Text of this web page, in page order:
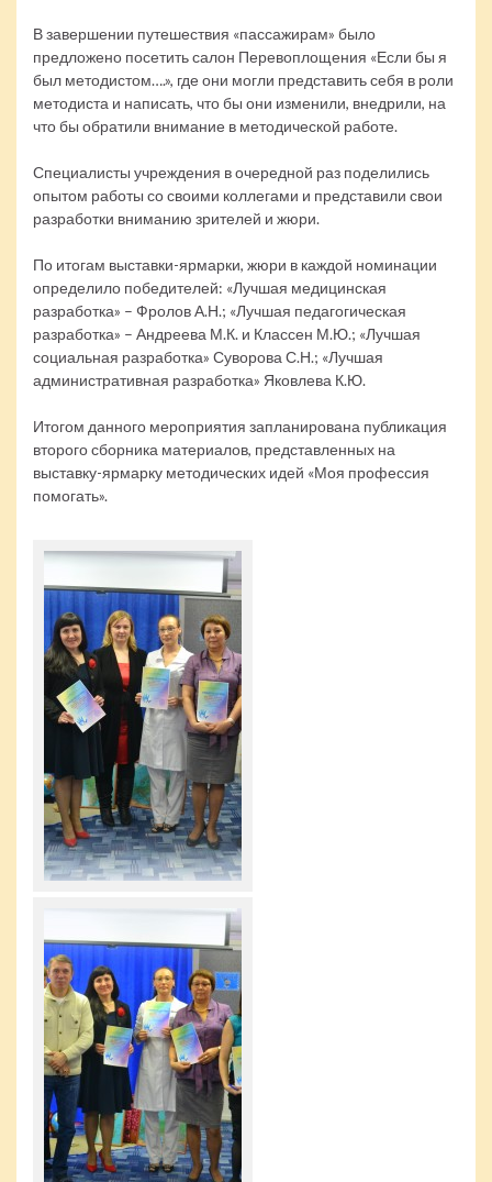
В завершении путешествия «пассажирам» было
предложено посетить салон Перевоплощения «Если бы я
был методистом….», где они могли представить себя в роли
методиста и написать, что бы они изменили, внедрили, на
что бы обратили внимание в методической работе.
Специалисты учреждения в очередной раз поделились
опытом работы со своими коллегами и представили свои
разработки вниманию зрителей и жюри.
По итогам выставки-ярмарки, жюри в каждой номинации
определило победителей: «Лучшая медицинская
разработка» – Фролов А.Н.; «Лучшая педагогическая
разработка» – Андреева М.К. и Классен М.Ю.; «Лучшая
социальная разработка» Суворова С.Н.; «Лучшая
административная разработка» Яковлева К.Ю.
Итогом данного мероприятия запланирована публикация
второго сборника материалов, представленных на
выставку-ярмарку методических идей «Моя профессия
помогать».